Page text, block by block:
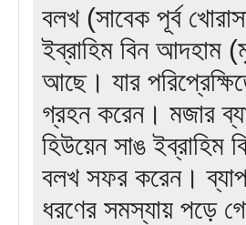
বলখ (সাবেক পূর্ব
ইব্রাহিম বিন আদহাম
আছে। যার
গ্রহন করেন। মজার
হিউয়েন সাঙ ইব্রাহিম
বলখ সফর করেন।
ধরণের সমস্যায় পড়ে